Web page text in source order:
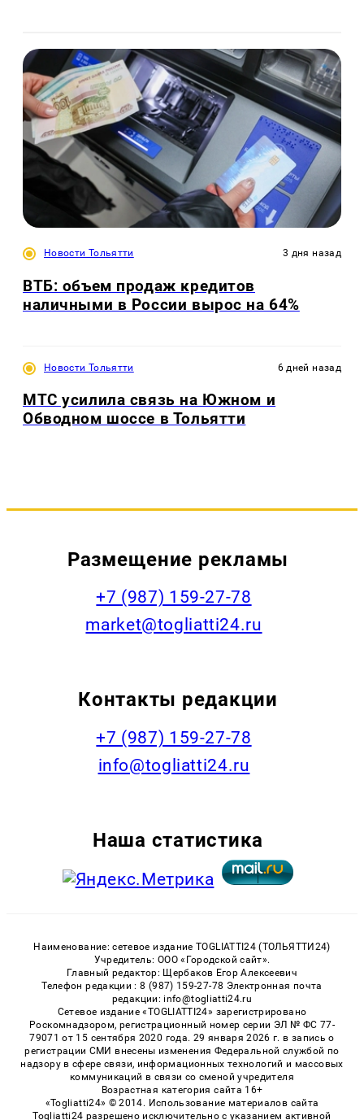
Новости Тольятти 3 дня назад
ВТБ: объем продаж кредитов
наличными в России вырос на 64%
Новости Тольятти 6 дней назад
МТС усилила связь на Южном и
Обводном шоссе в Тольятти
Размещение рекламы
+7 (987) 159-27-78
market@togliatti24.ru
Контакты редакции
+7 (987) 159-27-78
info@togliatti24.ru
Наша статистика
Наименование: сетевое издание TOGLIATTI24 (ТОЛЬЯТТИ24)
Учредитель: ООО «Городской сайт».
Главный редактор: Щербаков Егор Алексеевич
Телефон редакции : 8 (987) 159-27-78 Электронная почта
редакции: info@togliatti24.ru
Сетевое издание «TOGLIATTI24» зарегистрировано
Роскомнадзором, регистрационный номер серии ЭЛ № ФС 77-
79071 от 15 сентября 2020 года. 29 января 2026 г. в запись о
регистрации СМИ внесены изменения Федеральной службой по
надзору в сфере связи, информационных технологий и массовых
коммуникаций в связи со сменой учредителя
Возрастная категория сайта 16+
«Togliatti24» © 2014. Использование материалов сайта
Togliatti24 разрешено исключительно с указанием активной